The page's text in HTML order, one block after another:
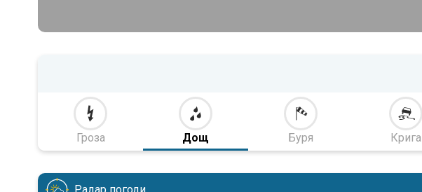
Гроза Дощ Буря Крига